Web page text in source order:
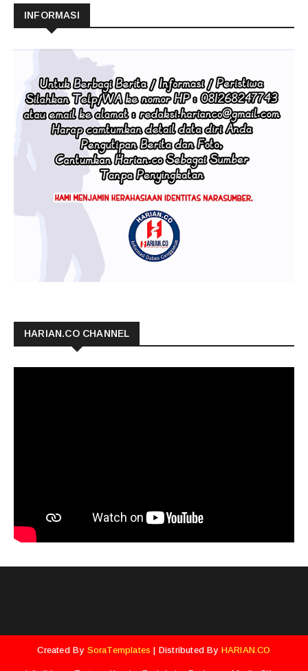
INFORMASI
HARIAN.CO CHANNEL
Created By SoraTemplates | Distributed By HARIAN.CO